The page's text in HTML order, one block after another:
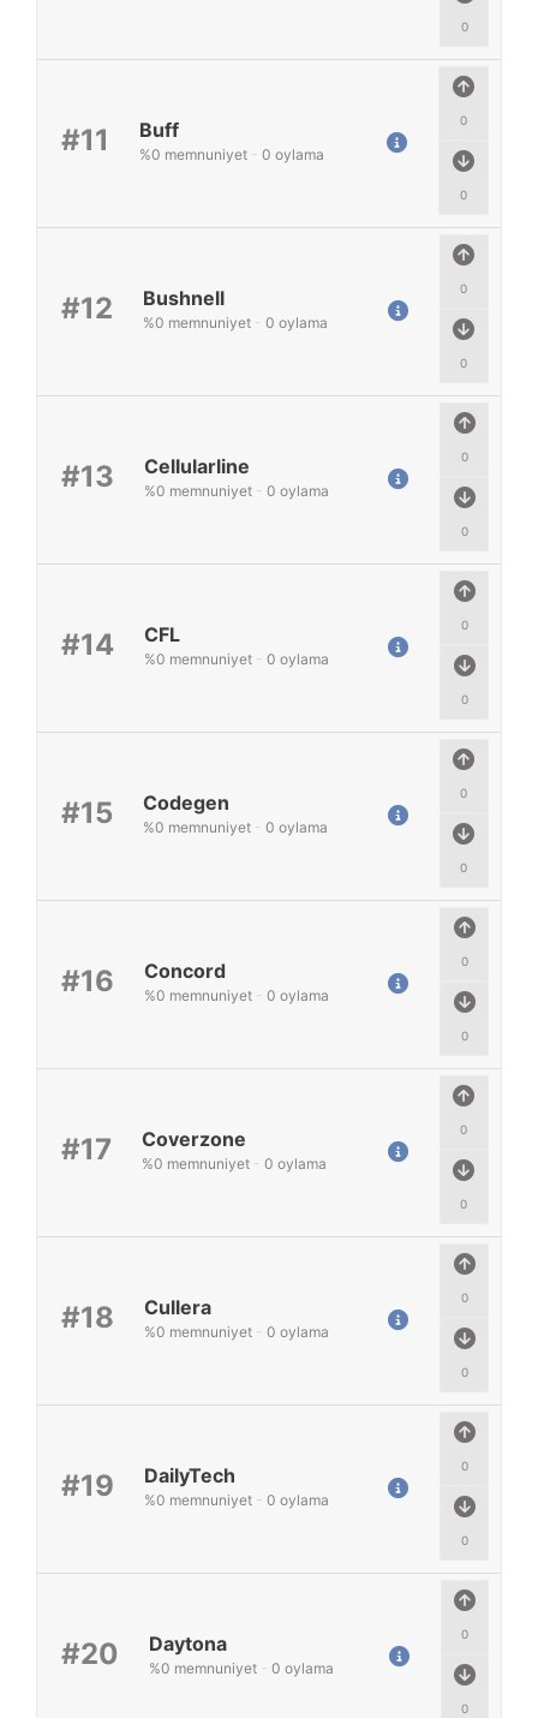
0
#11
0
0
Buff
%0 memnuniyet - 0 oylama
#12
0
0
Bushnell
%0 memnuniyet - 0 oylama
#13
0
0
Cellularline
%0 memnuniyet - 0 oylama
#14
0
0
CFL
%0 memnuniyet - 0 oylama
#15
0
0
Codegen
%0 memnuniyet - 0 oylama
#16
0
0
Concord
%0 memnuniyet - 0 oylama
#17
0
0
Coverzone
%0 memnuniyet - 0 oylama
#18
0
0
Cullera
%0 memnuniyet - 0 oylama
#19
0
0
DailyTech
%0 memnuniyet - 0 oylama
#20
0
0
Daytona
%0 memnuniyet - 0 oylama